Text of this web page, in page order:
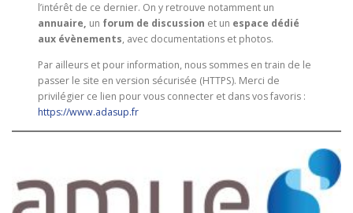
l’intérêt de ce dernier. On y retrouve notamment un
annuaire, un forum de discussion et un espace dédié
aux évènements, avec documentations et photos.
Par ailleurs et pour information, nous sommes en train de le
passer le site en version sécurisée (HTTPS). Merci de
privilégier ce lien pour vous connecter et dans vos favoris :
https://www.adasup.fr